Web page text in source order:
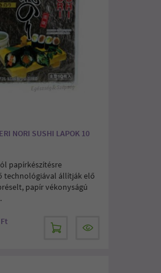
NORI SUSHI LAPOK 10
papírkészítésre
technológiával állítják elő
papír vékonyságú
Ft